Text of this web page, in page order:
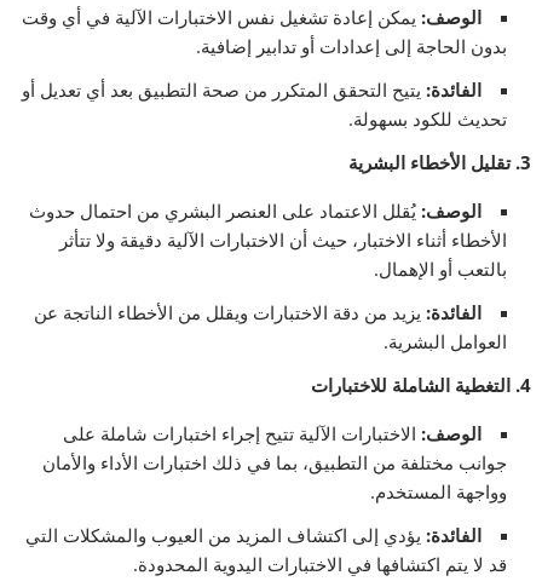
الوصف: يمكن إعادة تشغيل نفس الاختبارات الآلية في أي وقت
بدون الحاجة إلى إعدادات أو تدابير إضافية.
الفائدة: يتيح التحقق المتكرر من صحة التطبيق بعد أي تعديل أو
تحديث للكود بسهولة.
3. تقليل الأخطاء البشرية
الوصف: يُقلل الاعتماد على العنصر البشري من احتمال حدوث
الأخطاء أثناء الاختبار، حيث أن الاختبارات الآلية دقيقة ولا تتأثر
بالتعب أو الإهمال.
الفائدة: يزيد من دقة الاختبارات ويقلل من الأخطاء الناتجة عن
العوامل البشرية.
4. التغطية الشاملة للاختبارات
الوصف: الاختبارات الآلية تتيح إجراء اختبارات شاملة على
جوانب مختلفة من التطبيق، بما في ذلك اختبارات الأداء والأمان
وواجهة المستخدم.
الفائدة: يؤدي إلى اكتشاف المزيد من العيوب والمشكلات التي
قد لا يتم اكتشافها في الاختبارات اليدوية المحدودة.